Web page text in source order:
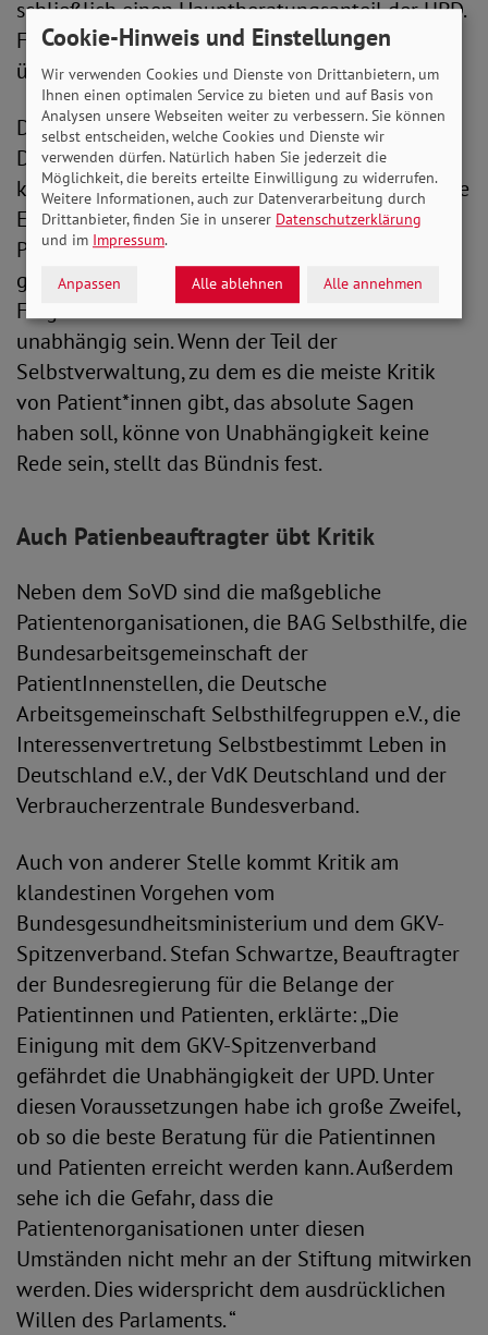
schließlich einen Hauptberatungsanteil der UPD.
Für uns wäre damit eine rote Linie
überschritten.“
Die Unabhängige Patientenberatung
Deutschland (UPD) nützt all jenen, die bereits
krank sind oder krank werden. Als gemeinnützige
Einrichtung berät sie im gesetzlichen Auftrag
Patient*innen und Verbraucher*innen in
gesundheitlichen und gesundheitsrechtlichen
Fragen. Doch dafür muss sie auch wirklich
unabhängig sein. Wenn der Teil der
Selbstverwaltung, zu dem es die meiste Kritik
von Patient*innen gibt, das absolute Sagen
haben soll, könne von Unabhängigkeit keine
Rede sein, stellt das Bündnis fest.
Auch Patienbeauftragter übt Kritik
Neben dem SoVD sind die maßgebliche
Patientenorganisationen, die BAG Selbsthilfe, die
Bundesarbeitsgemeinschaft der
PatientInnenstellen, die Deutsche
Arbeitsgemeinschaft Selbsthilfegruppen e.V., die
Interessenvertretung Selbstbestimmt Leben in
Deutschland e.V., der VdK Deutschland und der
Verbraucherzentrale Bundesverband.
Auch von anderer Stelle kommt Kritik am
klandestinen Vorgehen vom
Bundesgesundheitsministerium und dem GKV-
Spitzenverband. Stefan Schwartze, Beauftragter
der Bundesregierung für die Belange der
Patientinnen und Patienten, erklärte: „Die
Einigung mit dem GKV-Spitzenverband
gefährdet die Unabhängigkeit der UPD. Unter
diesen Voraussetzungen habe ich große Zweifel,
ob so die beste Beratung für die Patientinnen
und Patienten erreicht werden kann. Außerdem
sehe ich die Gefahr, dass die
Patientenorganisationen unter diesen
Umständen nicht mehr an der Stiftung mitwirken
werden. Dies widerspricht dem ausdrücklichen
Willen des Parlaments. “
Cookie-Hinweis und Einstellungen
Wir verwenden Cookies und Dienste von Drittanbietern, um
Ihnen einen optimalen Service zu bieten und auf Basis von
Analysen unsere Webseiten weiter zu verbessern. Sie können
selbst entscheiden, welche Cookies und Dienste wir
verwenden dürfen. Natürlich haben Sie jederzeit die
Möglichkeit, die bereits erteilte Einwilligung zu widerrufen.
Weitere Informationen, auch zur Datenverarbeitung durch
Drittanbieter, finden Sie in unserer Datenschutzerklärung
und im Impressum.
Anpassen Alle ablehnen Alle annehmen